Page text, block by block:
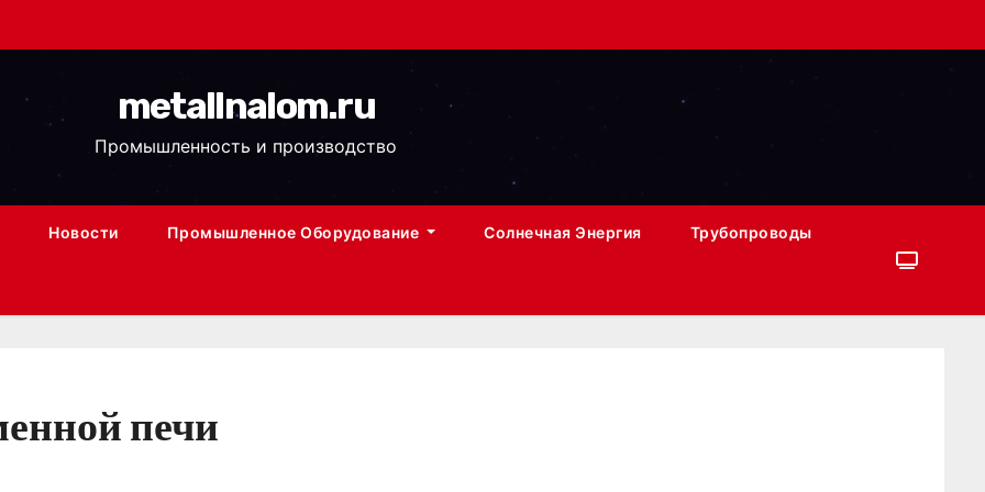
metallnalom.ru
Промышленность и производство
Новости Промышленное Оборудование Солнечная Энергия Трубопроводы
печи